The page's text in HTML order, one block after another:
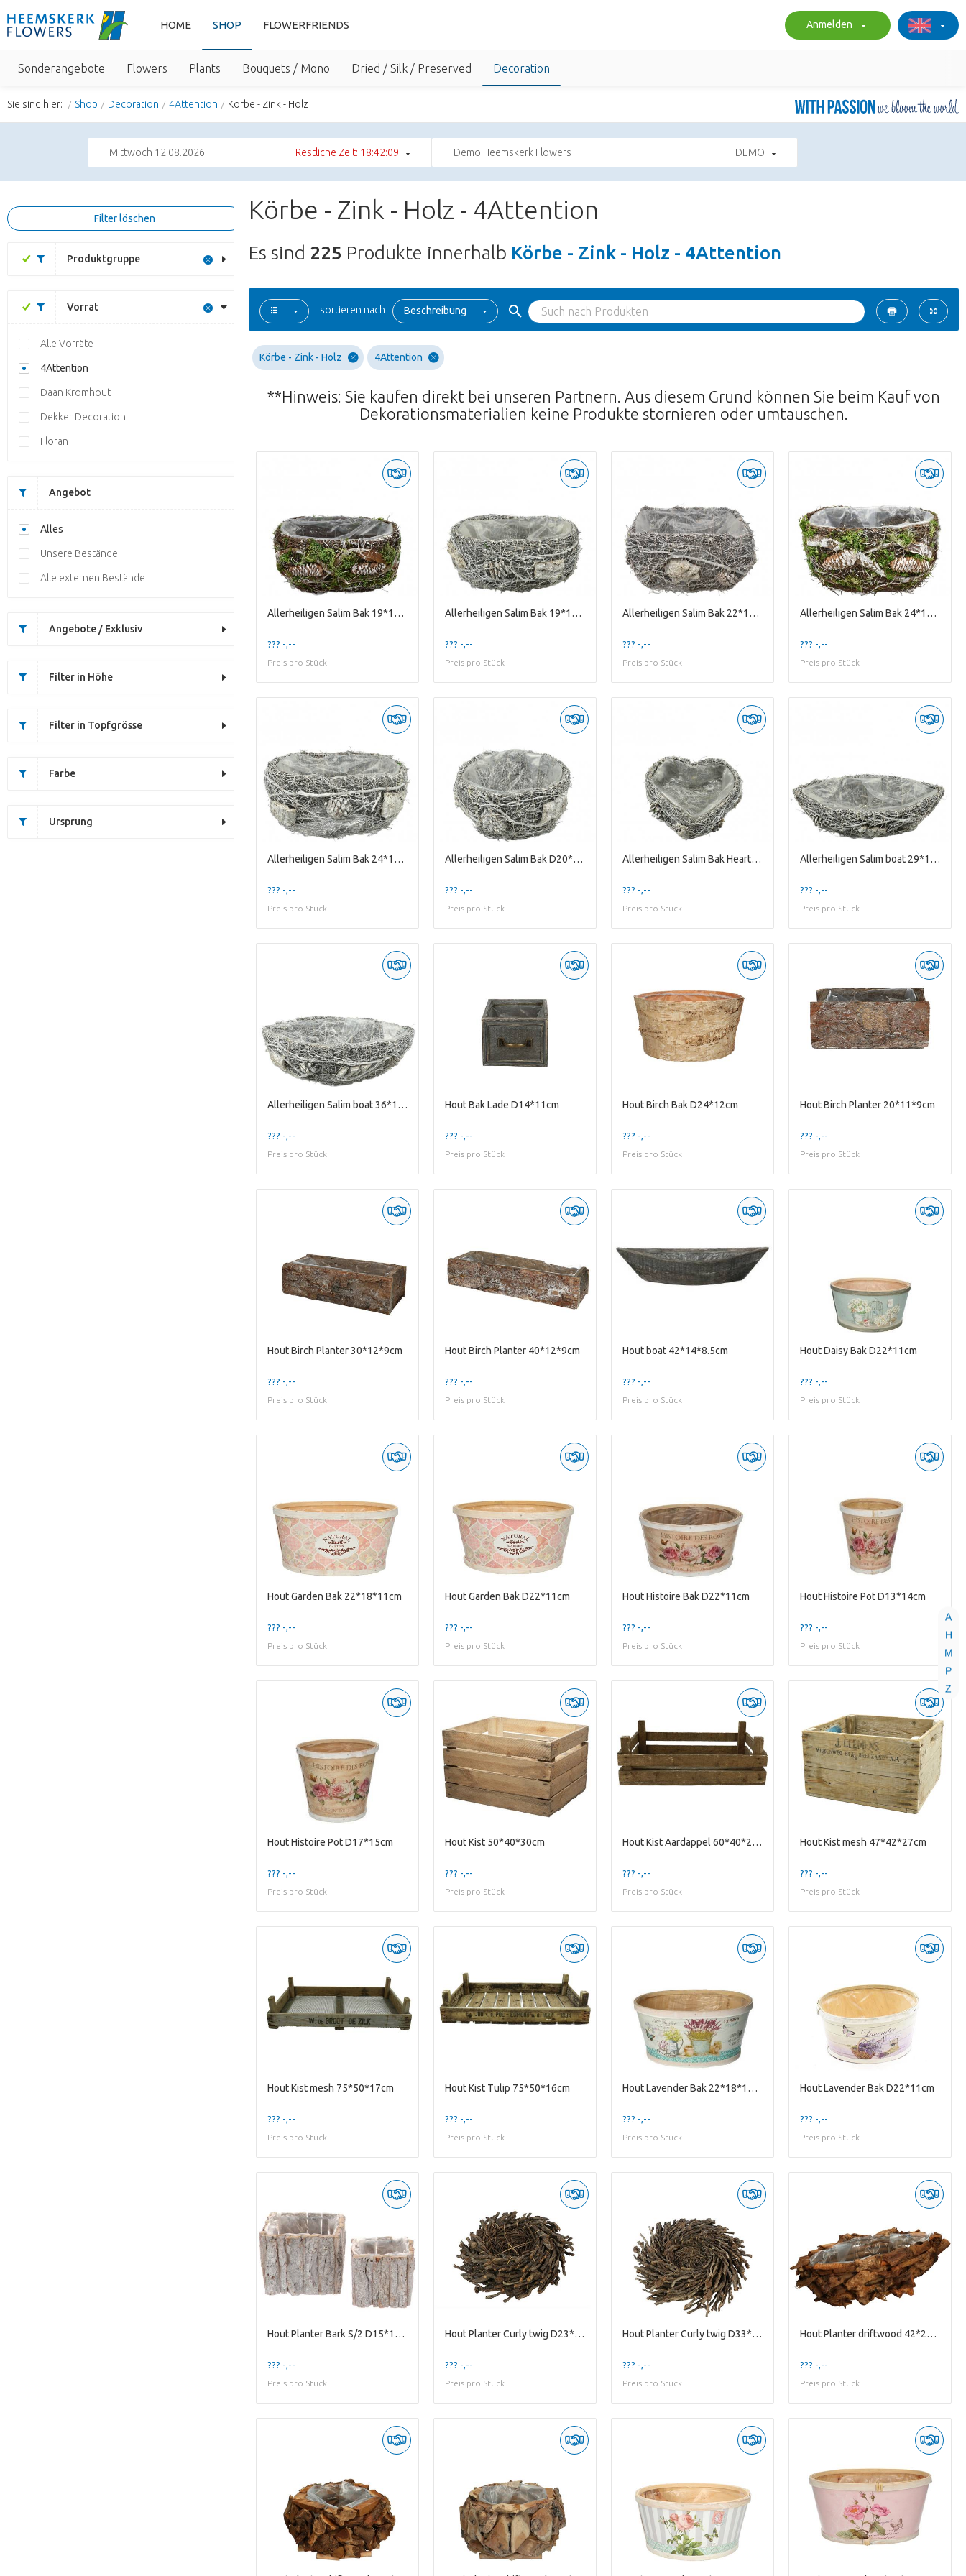
HOME SHOP FLOWERFRIENDS Anmelden
Sonderangebote Flowers Plants Bouquets / Mono Dried / Silk / Preserved Decoration
Sie sind hier: Shop Decoration 4Attention Körbe - Zink - Holz
Mittwoch 12.08.2026 Restliche Zeit: 18:42:08 Demo Heemskerk Flowers DEMO
A
H
M
P
Z
Filter löschen
Produktgruppe
Vorrat
Alle Vorräte
4Attention
Daan Kromhout
Dekker Decoration
Floran
Angebot
Alles
Unsere Bestände
Alle externen Bestände
Angebote / Exklusiv
Filter in Höhe
Filter in Topfgrösse
Farbe
Ursprung
Körbe - Zink - Holz - 4Attention
Es sind 225 Produkte innerhalb Körbe - Zink - Holz - 4Attention
sortieren nach Beschreibung
Körbe - Zink - Holz 4Attention
**Hinweis: Sie kaufen direkt bei unseren Partnern. Aus diesem Grund können Sie beim Kauf von
Dekorationsmaterialien keine Produkte stornieren oder umtauschen.
Allerheiligen Salim Bak 19*11*10cm
??? -,--
Preis pro Stück
Allerheiligen Salim Bak 19*11*10cm
??? -,--
Preis pro Stück
Allerheiligen Salim Bak 22*15*12cm
??? -,--
Preis pro Stück
Allerheiligen Salim Bak 24*15*12cm
??? -,--
Preis pro Stück
Allerheiligen Salim Bak 24*15*12cm
??? -,--
Preis pro Stück
Allerheiligen Salim Bak D20*12cm
??? -,--
Preis pro Stück
Allerheiligen Salim Bak Heart D18*08cm
??? -,--
Preis pro Stück
Allerheiligen Salim boat 29*14*07cm
??? -,--
Preis pro Stück
Allerheiligen Salim boat 36*18*11cm
??? -,--
Preis pro Stück
Hout Bak Lade D14*11cm
??? -,--
Preis pro Stück
Hout Birch Bak D24*12cm
??? -,--
Preis pro Stück
Hout Birch Planter 20*11*9cm
??? -,--
Preis pro Stück
Hout Birch Planter 30*12*9cm
??? -,--
Preis pro Stück
Hout Birch Planter 40*12*9cm
??? -,--
Preis pro Stück
Hout boat 42*14*8.5cm
??? -,--
Preis pro Stück
Hout Daisy Bak D22*11cm
??? -,--
Preis pro Stück
Hout Garden Bak 22*18*11cm
??? -,--
Preis pro Stück
Hout Garden Bak D22*11cm
??? -,--
Preis pro Stück
Hout Histoire Bak D22*11cm
??? -,--
Preis pro Stück
Hout Histoire Pot D13*14cm
??? -,--
Preis pro Stück
Hout Histoire Pot D17*15cm
??? -,--
Preis pro Stück
Hout Kist 50*40*30cm
??? -,--
Preis pro Stück
Hout Kist Aardappel 60*40*20cm
??? -,--
Preis pro Stück
Hout Kist mesh 47*42*27cm
??? -,--
Preis pro Stück
Hout Kist mesh 75*50*17cm
??? -,--
Preis pro Stück
Hout Kist Tulip 75*50*16cm
??? -,--
Preis pro Stück
Hout Lavender Bak 22*18*11cm
??? -,--
Preis pro Stück
Hout Lavender Bak D22*11cm
??? -,--
Preis pro Stück
Hout Planter Bark S/2 D15*12cm
??? -,--
Preis pro Stück
Hout Planter Curly twig D23*6cm
??? -,--
Preis pro Stück
Hout Planter Curly twig D33*10cm
??? -,--
Preis pro Stück
Hout Planter driftwood 42*22*14cm
??? -,--
Preis pro Stück